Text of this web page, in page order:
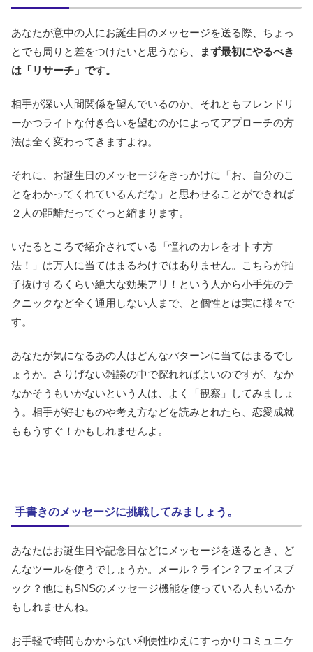
あなたが意中の人にお誕生日のメッセージを送る際、ちょっ
とでも周りと差をつけたいと思うなら、
まず最初にやるべき
は「リサーチ」です。
相手が深い人間関係を望んでいるのか、それともフレンドリ
ーかつライトな付き合いを望むのかによってアプローチの方
法は全く変わってきますよね。
それに、お誕生日のメッセージをきっかけに「お、自分のこ
とをわかってくれているんだな」と思わせることができれば
２人の距離だってぐっと縮まります。
いたるところで紹介されている「憧れのカレをオトす方
法！」は万人に当てはまるわけではありません。こちらが拍
子抜けするくらい絶大な効果アリ！という人から小手先のテ
クニックなど全く通用しない人まで、と個性とは実に様々で
す。
あなたが気になるあの人はどんなパターンに当てはまるでし
ょうか。さりげない雑談の中で探れればよいのですが、なか
なかそうもいかないという人は、よく「観察」してみましょ
う。相手が好むものや考え方などを読みとれたら、恋愛成就
ももうすぐ！かもしれませんよ。
手書きのメッセージに挑戦してみましょう。
あなたはお誕生日や記念日などにメッセージを送るとき、ど
んなツールを使うでしょうか。メール？ライン？フェイスブ
ック？他にもSNSのメッセージ機能を使っている人もいるか
もしれませんね。
お手軽で時間もかからない利便性ゆえにすっかりコミュニケ